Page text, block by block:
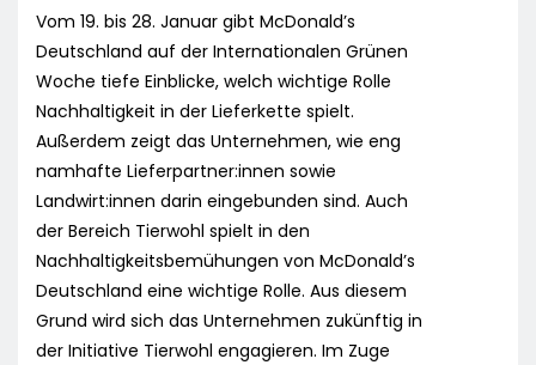
Vom 19. bis 28. Januar gibt McDonald’s
Deutschland auf der Internationalen Grünen
Woche tiefe Einblicke, welch wichtige Rolle
Nachhaltigkeit in der Lieferkette spielt.
Außerdem zeigt das Unternehmen, wie eng
namhafte Lieferpartner:innen sowie
Landwirt:innen darin eingebunden sind. Auch
der Bereich Tierwohl spielt in den
Nachhaltigkeitsbemühungen von McDonald’s
Deutschland eine wichtige Rolle. Aus diesem
Grund wird sich das Unternehmen zukünftig in
der Initiative Tierwohl engagieren. Im Zuge